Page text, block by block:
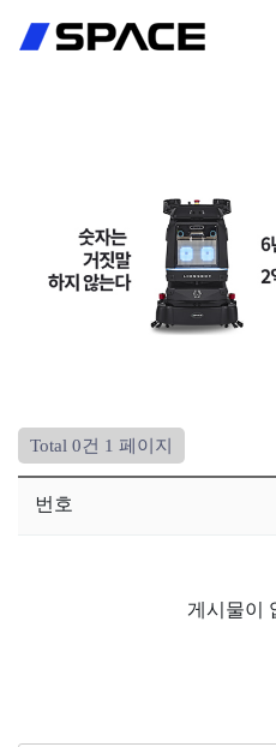
로그인
Total 0건 1 페이지
번호
게시물이